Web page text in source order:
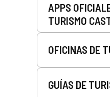
APPS
TURISMO
OFICINAS DE
GUÍAS DE